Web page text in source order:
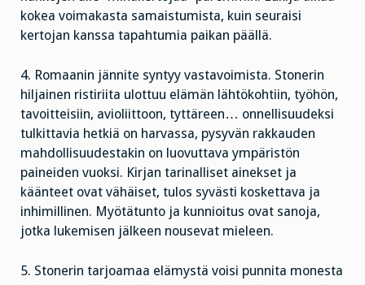
kokea voimakasta samaistumista, kuin seuraisi
kertojan kanssa tapahtumia paikan päällä.
4. Romaanin jännite syntyy vastavoimista. Stonerin
hiljainen ristiriita ulottuu elämän lähtökohtiin, työhön,
tavoitteisiin, avioliittoon, tyttäreen… onnellisuudeksi
tulkittavia hetkiä on harvassa, pysyvän rakkauden
mahdollisuudestakin on luovuttava ympäristön
paineiden vuoksi. Kirjan tarinalliset ainekset ja
käänteet ovat vähäiset, tulos syvästi koskettava ja
inhimillinen. Myötätunto ja kunnioitus ovat sanoja,
jotka lukemisen jälkeen nousevat mieleen.
5. Stonerin tarjoamaa elämystä voisi punnita monesta